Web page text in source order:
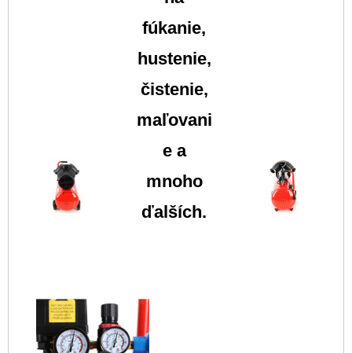
fúkanie,
hustenie,
čistenie,
maľovani
e a
mnoho
ďalších.